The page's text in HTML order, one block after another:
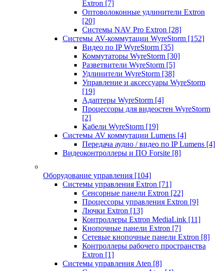
Extron [7]
Оптоволоконные удлинители Extron
[20]
Системы NAV Pro Extron [28]
Системы AV-коммутации WyreStorm [152]
Видео по IP WyreStorm [35]
Коммутаторы WyreStorm [30]
Разветвители WyreStorm [5]
Удлинители WyreStorm [38]
Управление и аксессуары WyreStorm
[19]
Адаптеры WyreStorm [4]
Процессоры для видеостен WyreStorm
[2]
Кабели WyreStorm [19]
Системы AV коммутации Lumens [4]
Передача аудио / видео по IP Lumens [4]
Видеоконтроллеры и ПО Forsite [8]
Оборудование управления [104]
Системы управления Extron [71]
Сенсорные панели Extron [22]
Процессоры управления Extron [9]
Лючки Extron [13]
Контроллеры Extron MediaLink [11]
Кнопочные панели Extron [7]
Сетевые кнопочные панели Extron [8]
Контроллеры рабочего пространства
Extron [1]
Системы управления Aten [8]